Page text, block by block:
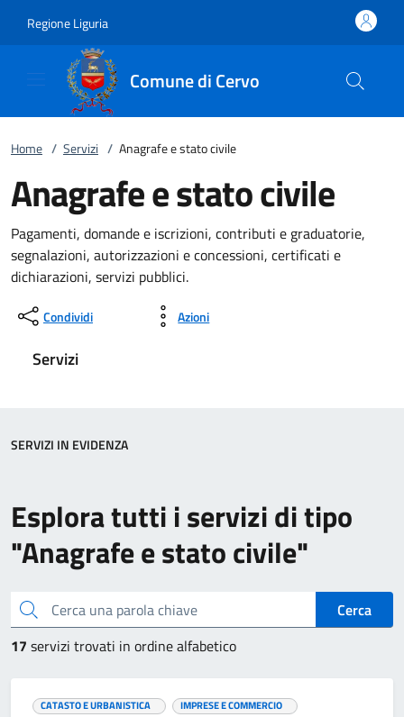
Regione Liguria
Comune di Cervo
Home / Servizi / Anagrafe e stato civile
Anagrafe e stato civile
Pagamenti, domande e iscrizioni, contributi e graduatorie,
segnalazioni, autorizzazioni e concessioni, certificati e
dichiarazioni, servizi pubblici.
Condividi Azioni
Servizi
Esplora tutti i servizi di tipo
"Anagrafe e stato civile"
Cerca una parola chiave
Cerca
17 servizi trovati in ordine alfabetico
CATASTO E URBANISTICA
IMPRESE E COMMERCIO
SERVIZI IN EVIDENZA